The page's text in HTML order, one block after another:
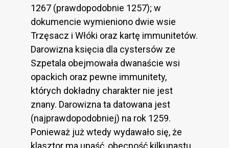
1267 (prawdopodobnie 1257); w
dokumencie wymieniono dwie wsie
Trzęsacz i Włóki oraz kartę immunitetów.
Darowizna księcia dla cystersów ze
Szpetala obejmowała dwanaście wsi
opackich oraz pewne immunitety,
których dokładny charakter nie jest
znany. Darowizna ta datowana jest
(najprawdopodobniej) na rok 1259.
Ponieważ już wtedy wydawało się, że
klasztor ma upaść, obecność kilkunastu